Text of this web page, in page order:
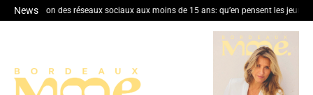
News
Interdiction des réseaux sociaux aux moins de 15 ans: qu’en pensent les jeunes